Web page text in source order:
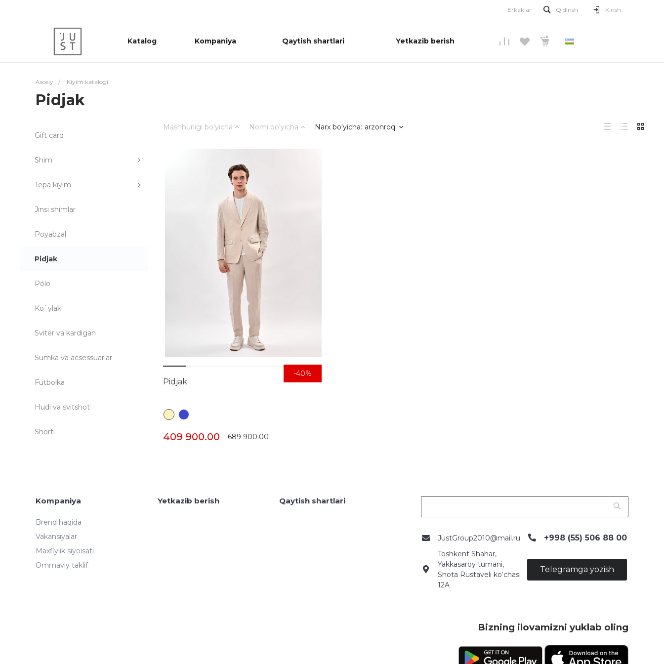
Erkaklar Qidirish Kirish
Katalog Kompaniya Qaytish shartlari Yetkazib berish
Asosiy / Kiyim katalogi
Pidjak
Gift card
Shim
Tepa kiyim
Jinsi shimlar
Poyabzal
Pidjak
Polo
Ko`ylak
Sviter va kardigan
Sumka va acsessuarlar
Futbolka
Hudi va svitshot
Shorti
Mashhurligi bo'yicha Nomi bo'yicha Narx bo'yicha: arzonroq
Pidjak
409 900.00 689 900.00
-40%
Kompaniya
Brend haqida
Vakansiyalar
Maxfiylik siyoisati
Ommaviy taklif
Yetkazib berish Qaytish shartlari
JustGroup2010@mail.ru +998 (55) 506 88 00
Toshkent Shahar,
Yakkasaroy tumani,
Shota Rustaveli ko‘chasi
12A
Telegramga yozish
Bizning ilovamizni yuklab oling